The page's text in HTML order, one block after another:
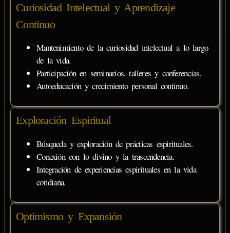
Curiosidad Intelectual y Aprendizaje
Continuo
Mantenimiento de la curiosidad intelectual a lo largo
de la vida.
Participación en seminarios, talleres y conferencias.
Autoeducación y crecimiento personal continuo.
Exploración Espiritual
Búsqueda y exploración de prácticas espirituales.
Conexión con lo divino y la trascendencia.
Integración de experiencias espirituales en la vida
cotidiana.
Optimismo y Expansión